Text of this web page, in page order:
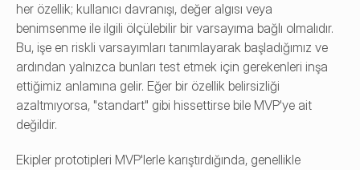
her özellik; kullanıcı davranışı, değer algısı veya
benimsenme ile ilgili ölçülebilir bir varsayıma bağlı olmalıdır.
Bu, işe en riskli varsayımları tanımlayarak başladığımız ve
ardından yalnızca bunları test etmek için gerekenleri inşa
ettiğimiz anlamına gelir. Eğer bir özellik belirsizliği
azaltmıyorsa, "standart" gibi hissettirse bile MVP'ye ait
değildir.